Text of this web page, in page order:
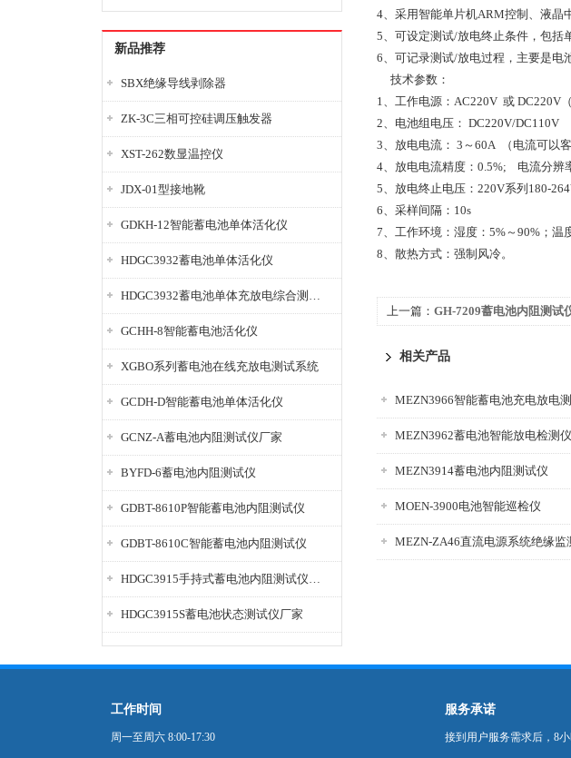
新品推荐
SBX绝缘导线剥除器
ZK-3C三相可控硅调压触发器
XST-262数显温控仪
JDX-01型接地靴
GDKH-12智能蓄电池单体活化仪
HDGC3932蓄电池单体活化仪
HDGC3932蓄电池单体充放电综合测试仪
GCHH-8智能蓄电池活化仪
XGBO系列蓄电池在线充放电测试系统
GCDH-D智能蓄电池单体活化仪
GCNZ-A蓄电池内阻测试仪厂家
BYFD-6蓄电池内阻测试仪
GDBT-8610P智能蓄电池内阻测试仪
GDBT-8610C智能蓄电池内阻测试仪
HDGC3915手持式蓄电池内阻测试仪厂家
HDGC3915S蓄电池状态测试仪厂家
4、采用智能单片机ARM控制、液晶
5、可设定测试/放电终止条件，包括
6、可记录测试/放电过程，主要是电
技术参数：
1、工作电源：AC220V 或 DC220V
2、电池组电压： DC220V/DC110V
3、放电电流： 3～60A （电流可以
4、放电电流精度：0.5%; 电流分辨
5、放电终止电压：220V系列180-
6、采样间隔：10s
7、工作环境：湿度：5%～90%；温
8、散热方式：强制风冷。
上一篇： GH-7209蓄电池内阻测试
相关产品
MEZN3962蓄电池智能放电检测仪
MEZN3914蓄电池内阻测试仪
MOEN-3900电池智能巡检仪
工作时间
周一至周六 8:00-17:30
服务承诺
接到用户服务需求后，8小